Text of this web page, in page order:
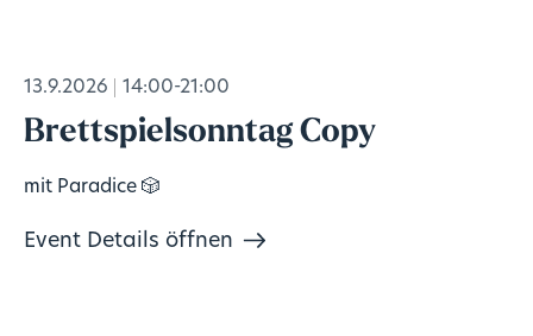
13.9.2026 14:00-21:00
Brettspielsonntag Copy
mit Paradice 🎲
Event Details öffnen